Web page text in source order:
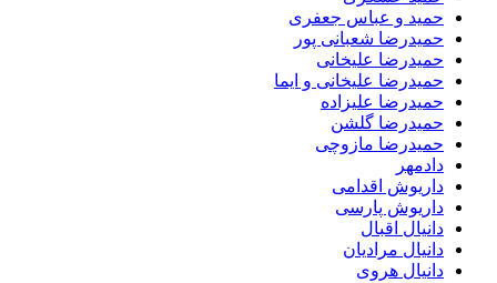
حمید و عباس جعفری
حمیدرضا شعبانی پور
حمیدرضا علیخانی
حمیدرضا علیخانی و ایما
حمیدرضا علیزاده
حمیدرضا گلشن
حمیدرضا مازوچی
دادمهر
داریوش اقدامی
داریوش پارسی
دانیال اقبال
دانیال مرادیان
دانیال هروی